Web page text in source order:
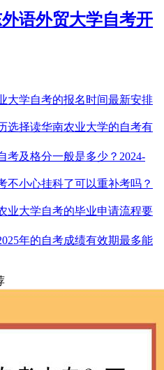
语外贸大学自考开
大学自考的报名时间最新安排
选择读华南农业大学的自考有
考及格分一般是多少？ 2024-
不小心挂科了可以重补考吗？
业大学自考的毕业申请流程要
年的自考成绩有效期最多能